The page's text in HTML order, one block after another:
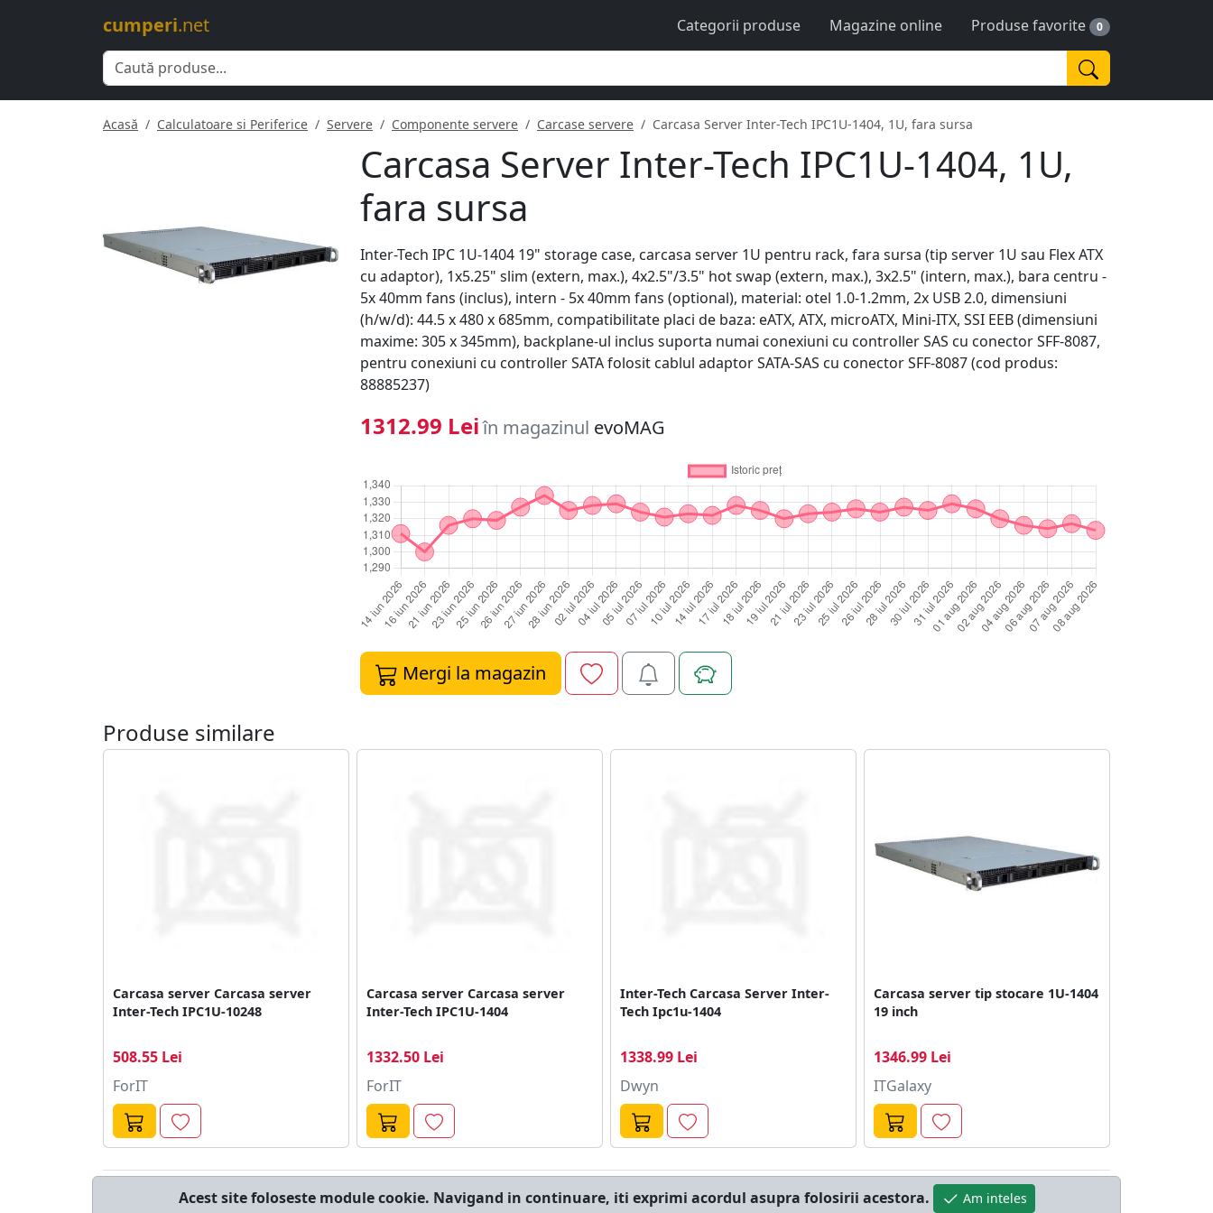
cumperi.net Categorii produse Magazine online Produse favorite 0
Acasă Calculatoare si Periferice Servere Componente servere Carcase servere Carcasa Server Inter-Tech IPC1U-1404, 1U, fara sursa
Carcasa Server Inter-Tech IPC1U-1404, 1U,
fara sursa
Inter-Tech IPC 1U-1404 19" storage case, carcasa server 1U pentru rack, fara sursa (tip server 1U sau Flex ATX
cu adaptor), 1x5.25" slim (extern, max.), 4x2.5"/3.5" hot swap (extern, max.), 3x2.5" (intern, max.), bara centru -
5x 40mm fans (inclus), intern - 5x 40mm fans (optional), material: otel 1.0-1.2mm, 2x USB 2.0, dimensiuni
(h/w/d): 44.5 x 480 x 685mm, compatibilitate placi de baza: eATX, ATX, microATX, Mini-ITX, SSI EEB (dimensiuni
maxime: 305 x 345mm), backplane-ul inclus suporta numai conexiuni cu controller SAS cu conector SFF-8087,
pentru conexiuni cu controller SATA folosit cablul adaptor SATA-SAS cu conector SFF-8087 (cod produs:
88885237)
1312.99 Leiîn magazinul evoMAG
Mergi la magazin
Produse similare
Carcasa server Carcasa server
Inter-Tech IPC1U-10248
508.55 Lei
ForIT
Carcasa server Carcasa server
Inter-Tech IPC1U-1404
1332.50 Lei
ForIT
Inter-Tech Carcasa Server Inter-
Tech Ipc1u-1404
1338.99 Lei
Dwyn
Carcasa server tip stocare 1U-1404
19 inch
1346.99 Lei
ITGalaxy
© cumperi.net | Catalog cumparaturi online
Acest site foloseste module cookie. Navigand in continuare, iti exprimi acordul asupra folosirii acestora. Am inteles